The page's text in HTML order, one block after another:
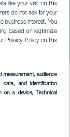
like your visit on this
do not ask for your
business interest. You
based on legitimate
Privacy Policy on this
measurement, audience
data, and identification
on a device, Technical